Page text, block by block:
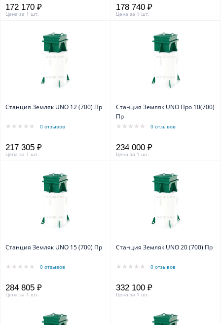
172 170 ₽
Цена за 1 шт.
178 740 ₽
Цена за 1 шт.
Станция Земляк UNO 12 (700) Пр
0 отзывов
217 305 ₽
Цена за 1 шт.
Станция Земляк UNO Про 10(700)
Пр
0 отзывов
234 000 ₽
Цена за 1 шт.
Станция Земляк UNO 15 (700) Пр
0 отзывов
284 805 ₽
Цена за 1 шт.
Станция Земляк UNO 20 (700) Пр
0 отзывов
332 100 ₽
Цена за 1 шт.